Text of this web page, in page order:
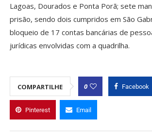
Lagoas, Dourados e Ponta Porã; sete
prisão, sendo dois cumpridos em São
bloqueio de 17 contas bancárias de
jurídicas envolvidas com a quadrilha.
COMPARTILHE 0 Facebook
Pinterest Email